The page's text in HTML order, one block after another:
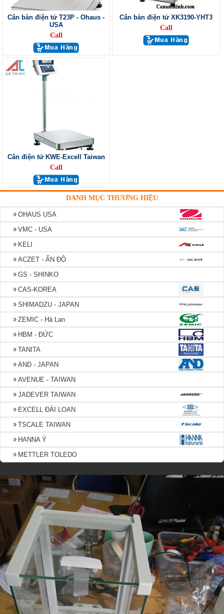
Cân bàn điện tử T23P - Ohaus -
USA
Call
Cân bàn điện tử XK3190-YHT3
Call
Cân điện tử KWE-Excell Taiwan
Call
DANH MỤC THƯƠNG HIỆU
OHAUS USA
VMC - USA
KELI
ACZET - ẤN ĐỘ
GS - SHINKO
CAS-KOREA
SHIMADZU - JAPAN
ZEMIC - Hà Lan
HBM - ĐỨC
TANITA
AND - JAPAN
AVENUE - TAIWAN
JADEVER TAIWAN
EXCELL ĐÀI LOAN
TSCALE TAIWAN
HANNA Ý
METTLER TOLEDO